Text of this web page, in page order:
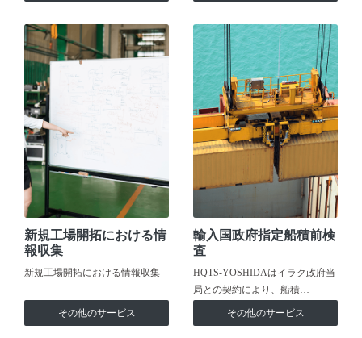
新規工場開拓における情
報収集
新規工場開拓における情報収集
その他のサービス
輸入国政府指定船積前検
査
HQTS-YOSHIDAはイラク政府当
局との契約により、船積…
その他のサービス